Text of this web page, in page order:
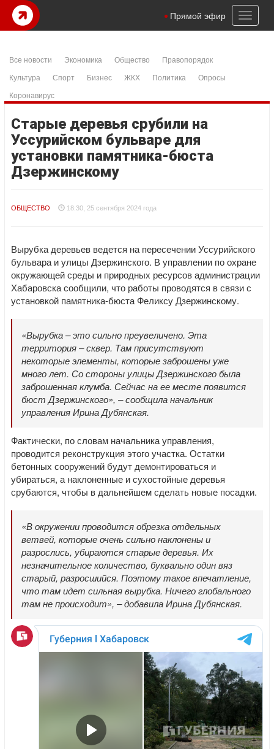
Toggle
Прямой эфир
Все новости Экономика Общество
Правопорядок
Культура
Спорт Бизнес ЖКХ Политика
Опросы
Коронавирус
Старые деревья срубили на
Уссурийском бульваре для
установки памятника-бюста
Дзержинскому
ОБЩЕСТВО 18:30, 25 сентября 2024 года
Вырубка деревьев ведется на пересечении Уссурийского
бульвара и улицы Дзержинского. В управлении по охране
окружающей среды и природных ресурсов администрации
Хабаровска сообщили, что работы проводятся в связи с
установкой памятника-бюста Феликсу Дзержинскому.
«Вырубка – это сильно преувеличено. Эта
территория – сквер. Там присутствуют
некоторые элементы, которые заброшены уже
много лет. Со стороны улицы Дзержинского была
заброшенная клумба. Сейчас на ее месте появится
бюст Дзержинского», – сообщила начальник
управления Ирина Дубянская.
Фактически, по словам начальника управления,
проводится реконструкция этого участка. Остатки
бетонных сооружений будут демонтироваться и
убираться, а наклоненные и сухостойные деревья
срубаются, чтобы в дальнейшем сделать новые посадки.
«В окружении проводится обрезка отдельных
ветвей, которые очень сильно наклонены и
разрослись, убираются старые деревья. Их
незначительное количество, буквально один вяз
старый, разросшийся. Поэтому такое впечатление,
что там идет сильная вырубка. Ничего глобального
там не происходит», – добавила Ирина Дубянская.